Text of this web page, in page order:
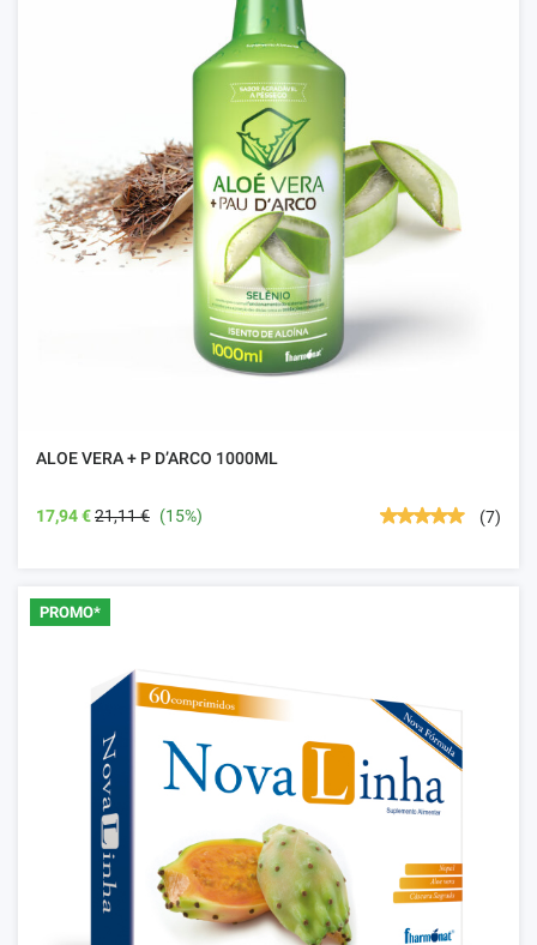
ALOE VERA + P D’ARCO 1000ML
17,94 €21,11 € (15%) (7)
PROMO*